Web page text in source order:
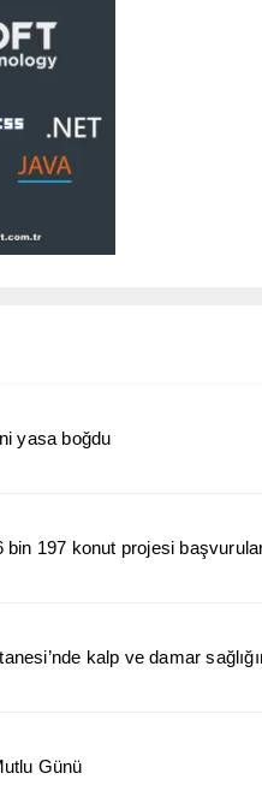
yasa boğdu
bin 197 konut projesi
kalp ve damar
Günü